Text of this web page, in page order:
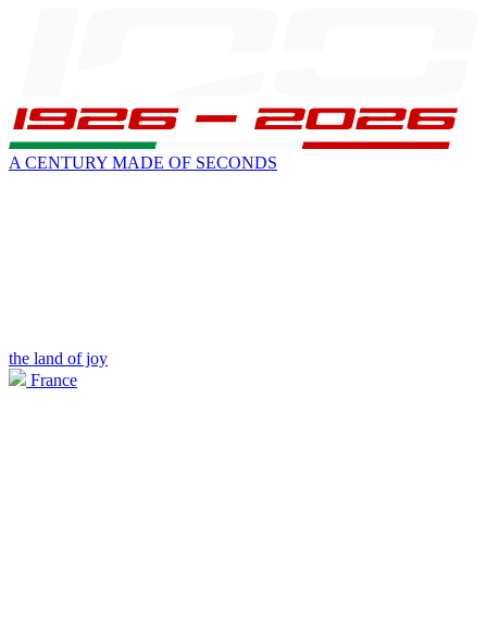
A CENTURY MADE OF SECONDS
the land of joy
France